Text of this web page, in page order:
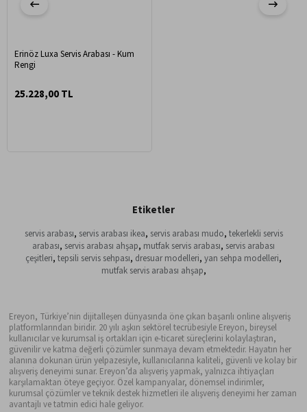
Erinöz Luxa Servis Arabası - Kum
Rengi
25.228,00 TL
Etiketler
servis arabası, servis arabası ikea, servis arabası mudo, tekerlekli servis
arabası, servis arabası ahşap, mutfak servis arabası, servis arabası
çeşitleri, tepsili servis sehpası, dresuar modelleri, yan sehpa modelleri,
mutfak servis arabası ahşap,
Ereyon, Türkiye’nin dijitalleşen dünyasında öne çıkan başarılı online alışveriş
platformlarından biridir. 20 yılı aşkın sektörel tecrübesiyle Ereyon, bireysel
kullanıcılar ve kurumsal iş ortakları için e-ticaret süreçlerini kolaylaştıran,
güvenilir ve katma değerli çözümler sunmaya devam etmektedir. Hayatın her
alanına dokunan ürün yelpazesiyle, kullanıcılarına kaliteli, güvenli ve kolay bir
alışveriş deneyimi sunar. Ereyon’da alışveriş yapmak, yalnızca ihtiyaçları
karşılamaktan öteye geçiyor. Özel kampanyalar, dönemsel indirimler,
kurumsal çözümler ve teknik destek hizmetleri ile alışveriş deneyimi her zaman
avantajlı ve tatmin edici hale geliyor.